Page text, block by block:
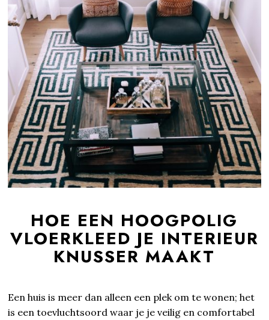
HOE EEN HOOGPOLIG
VLOERKLEED JE INTERIEUR
KNUSSER MAAKT
Een huis is meer dan alleen een plek om te wonen; het
is een toevluchtsoord waar je je veilig en comfortabel